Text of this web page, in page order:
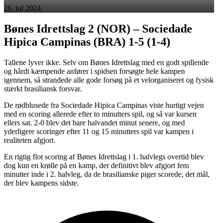
26. jul 2024
Bønes Idrettslag 2 (NOR) – Sociedade
Hipica Campinas (BRA) 1-5 (1-4)
Tallene lyver ikke. Selv om Bønes Idrettslag med en godt spillende
og hårdt kæmpende anfører i spidsen forsøgte hele kampen
igennem, så strandede alle gode forsøg på et velorganiseret og fysisk
stærkt brasiliansk forsvar.
De rødblusede fra Sociedade Hipica Campinas viste hurtigt vejen
med en scoring allerede efter to minutters spil, og så var kursen
ellers sat. 2-0 blev det bare halvandet minut senere, og med
yderligere scoringer efter 11 og 15 minutters spil var kampen i
realiteten afgjort.
En rigtig flot scoring af Bønes Idrettslag i 1. halvlegs overtid blev
dog kun en krølle på en kamp, der definitivt blev afgjort fem
minutter inde i 2. halvleg, da de brasilianske piger scorede, det mål,
der blev kampens sidste.